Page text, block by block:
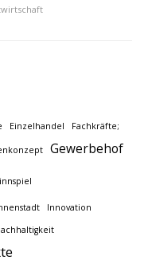
Einzelhandel Fachkräfte;
Gewerbehof
Innovation